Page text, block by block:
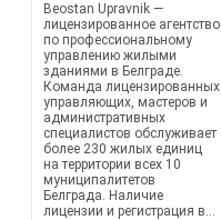
Beostan Upravnik —
лицензированное агентство
по профессиональному
управлению жилыми
зданиями в Белграде.
Команда лицензированных
управляющих, мастеров и
административных
специалистов обслуживает
более 230 жилых единиц
на территории всех 10
муниципалитетов
Белграда. Наличие
лицензии и регистрация в...